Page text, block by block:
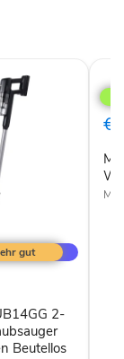
2-
Beutellos
X8